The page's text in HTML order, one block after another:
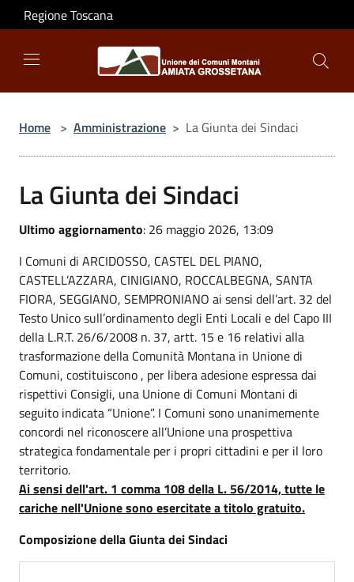
Salta al contenuto principale
Regione Toscana
Home > Amministrazione > La Giunta dei Sindaci
La Giunta dei Sindaci
Ultimo aggiornamento: 26 maggio 2026, 13:09
I Comuni di ARCIDOSSO, CASTEL DEL PIANO,
CASTELL’AZZARA, CINIGIANO, ROCCALBEGNA, SANTA
FIORA, SEGGIANO, SEMPRONIANO ai sensi dell’art. 32 del
Testo Unico sull’ordinamento degli Enti Locali e del Capo III
della L.R.T. 26/6/2008 n. 37, artt. 15 e 16 relativi alla
trasformazione della Comunità Montana in Unione di
Comuni, costituiscono , per libera adesione espressa dai
rispettivi Consigli, una Unione di Comuni Montani di
seguito indicata “Unione”. I Comuni sono unanimemente
concordi nel riconoscere all’Unione una prospettiva
strategica fondamentale per i propri cittadini e per il loro
territorio.
Ai sensi dell'art. 1 comma 108 della L. 56/2014, tutte le
cariche nell'Unione sono esercitate a titolo gratuito.
Composizione della Giunta dei Sindaci